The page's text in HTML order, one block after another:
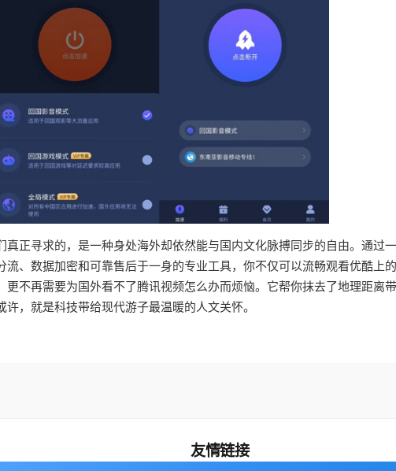
正寻求的，是一种身处海外却依然能与国内文化脉搏同步的自由。通过
、数据加密和可靠售后于一身的专业工具，你不仅可以流畅观看优酷上
不再需要为国外看不了腾讯视频怎么办而烦恼。它帮你抹去了地理距离
，就是科技带给现代游子最温暖的人文关怀。
友情链接